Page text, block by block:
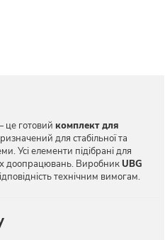
це готовий комплект для
для стабільної та
Усі елементи підібрані для
доопрацювань. ВиробникUBG
технічним вимогам.